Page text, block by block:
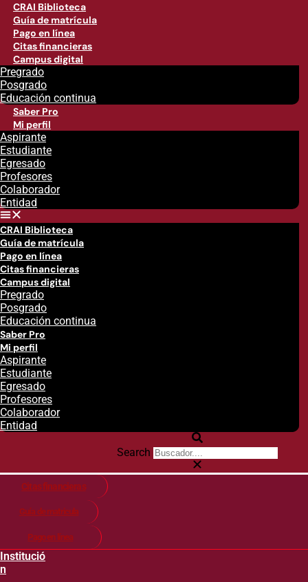
CRAI Biblioteca
Guía de matrícula
Pago en línea
Citas financieras
Campus digital
Pregrado
Posgrado
Educación continua
Saber Pro
Mi perfil
Aspirante
Estudiante
Egresado
Profesores
Colaborador
Entidad
CRAI Biblioteca
Guía de matrícula
Pago en línea
Citas financieras
Campus digital
Pregrado
Posgrado
Educación continua
Saber Pro
Mi perfil
Aspirante
Estudiante
Egresado
Profesores
Colaborador
Entidad
Search
Citas financieras
Guía de matricula
Pago en línea
Institució
n